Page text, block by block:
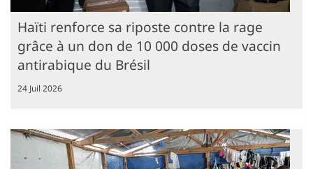
Haïti renforce sa riposte contre la rage
grâce à un don de 10 000 doses de vaccin
antirabique du Brésil
24 Juil 2026